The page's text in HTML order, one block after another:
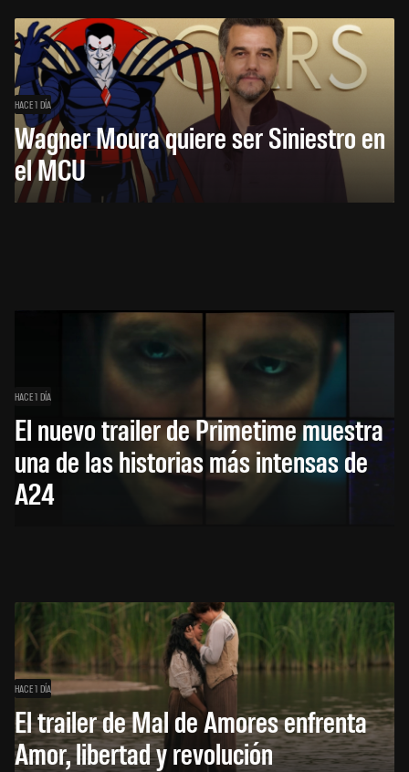
HACE 1 DÍA
Wagner Moura quiere ser Siniestro en
el MCU
HACE 1 DÍA
El nuevo trailer de Primetime muestra
una de las historias más intensas de
A24
HACE 1 DÍA
El trailer de Mal de Amores enfrenta
Amor, libertad y revolución